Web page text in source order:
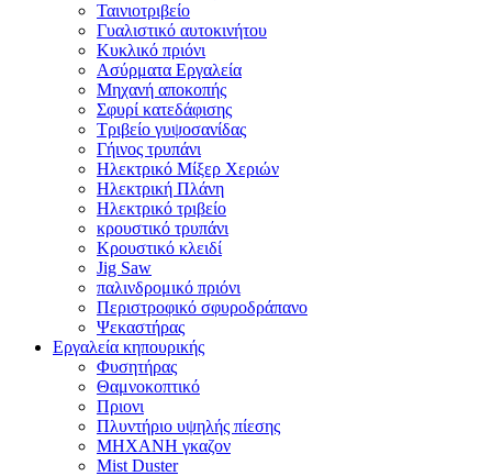
Ταινιοτριβείο
Γυαλιστικό αυτοκινήτου
Κυκλικό πριόνι
Ασύρματα Εργαλεία
Μηχανή αποκοπής
Σφυρί κατεδάφισης
Τριβείο γυψοσανίδας
Γήινος τρυπάνι
Ηλεκτρικό Μίξερ Χεριών
Ηλεκτρική Πλάνη
Ηλεκτρικό τριβείο
κρουστικό τρυπάνι
Κρουστικό κλειδί
Jig Saw
παλινδρομικό πριόνι
Περιστροφικό σφυροδράπανο
Ψεκαστήρας
Εργαλεία κηπουρικής
Φυσητήρας
Θαμνοκοπτικό
Πριονι
Πλυντήριο υψηλής πίεσης
ΜΗΧΑΝΗ γκαζον
Mist Duster